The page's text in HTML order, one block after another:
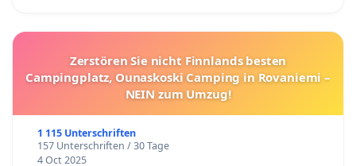
Zerstören Sie nicht Finnlands besten
Campingplatz, Ounaskoski Camping in Rovaniemi –
NEIN zum Umzug!
1 115 Unterschriften
157 Unterschriften / 30 Tage
4 Oct 2025